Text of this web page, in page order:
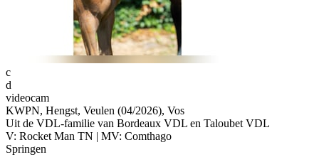
c
d
videocam
KWPN, Hengst, Veulen (04/2026), Vos
Uit de VDL-familie van Bordeaux VDL en Taloubet VDL
V: Rocket Man TN | MV: Comthago
Springen